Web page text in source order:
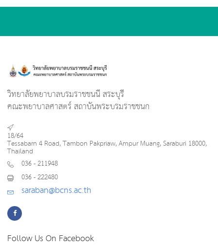
วิทยาลัยพยาบาลบรมราชชนนี สระบุรี
คณะพยาบาลศาสตร์ สถาบันพระบรมราชชนก
18/64
Tessabarn 4 Road, Tambon Pakpriaw, Ampur Muang, Saraburi 18000,
Thailand
036 - 211948
036 - 222480
saraban@bcns.ac.th
Follow Us On Facebook